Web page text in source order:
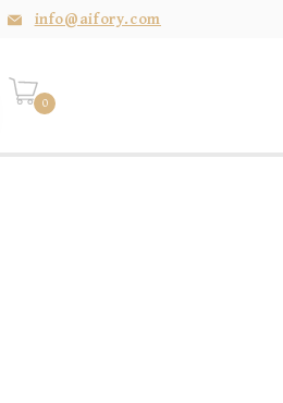
info@aifory.com
0